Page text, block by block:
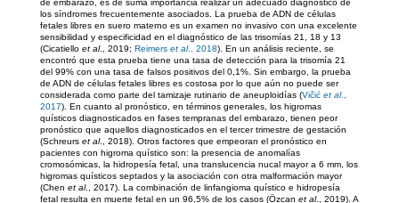
los síndromes frecuentemente asociados. La prueba de ADN de células
fetales libres en suero materno es un examen no invasivo con una excelente
sensibilidad y especificidad en el diagnóstico de las trisomías 21, 18 y 13
(Cicatiello et al., 2019; Reimers et al., 2018). En un análisis reciente, se
encontró que esta prueba tiene una tasa de detección para la trisomía 21
del 99% con una tasa de falsos positivos del 0,1%. Sin embargo, la prueba
de ADN de células fetales libres es costosa por lo que aún no puede ser
considerada como parte del tamizaje rutinario de aneuploidías (Vičić et al.,
2017). En cuanto al pronóstico, en términos generales, los higromas
quísticos diagnosticados en fases tempranas del embarazo, tienen peor
pronóstico que aquellos diagnosticados en el tercer trimestre de gestación
(Schreurs et al., 2018). Otros factores que empeoran el pronóstico en
pacientes con higroma quístico son: la presencia de anomalías
cromosómicas, la hidropesía fetal, una translucencia nucal mayor a 6 mm, los
higromas quísticos septados y la asociación con otra malformación mayor
(Chen et al., 2017). La combinación de linfangioma quístico e hidropesía
fetal resulta en muerte fetal en un 96,5% de los casos (Özcan et al., 2019). A